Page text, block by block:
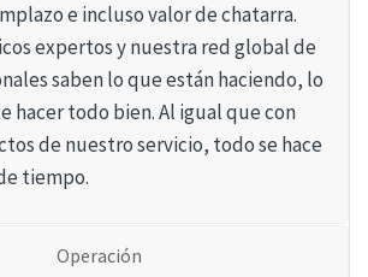
e incluso valor de chatarra.
expertos y nuestra red global de
saben lo que están haciendo, lo
hacer todo bien. Al igual que con
de nuestro servicio, todo se hace
tiempo.
Operación